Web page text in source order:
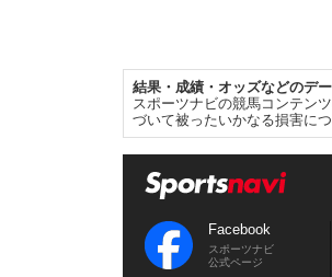
結果・成績・オッズなどのデ
スポーツナビの競馬コンテン
づいて被ったいかなる損害に
Facebook
スポーツナビ
公式ページ